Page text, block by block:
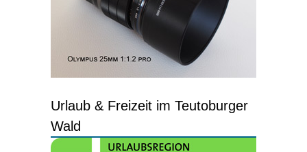
Urlaub & Freizeit im Teutoburger
Wald